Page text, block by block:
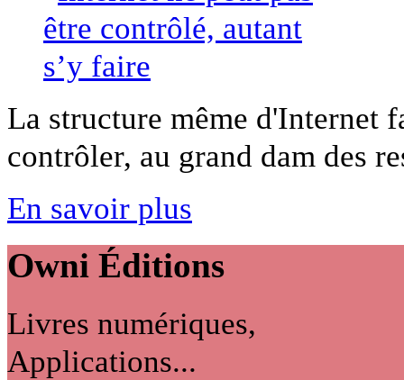
La structure même d'Internet
contrôler, au grand dam des
En savoir plus
Owni Éditions
Livres numériques,
Applications...